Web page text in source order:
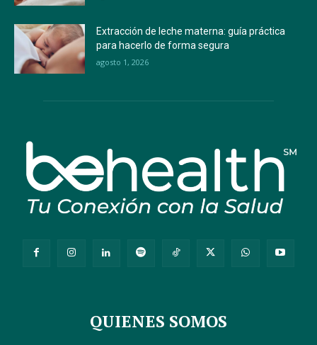
Extracción de leche materna: guía práctica
para hacerlo de forma segura
agosto 1, 2026
QUIENES SOMOS